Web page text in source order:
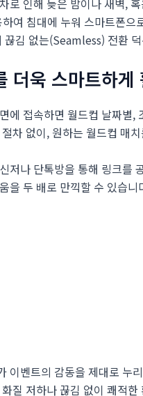
여 침대에 누워 스마트폰으
끊김 없는(Seamless) 전환
더욱 스마트하게
에 접속하면 월드컵 날짜별
차 없이, 원하는 월드컵 매
저나 단톡방을 통해 링크를
을 두 배로 만끽할 수 있습니
이벤트의 감동을 제대로 누
질 저하나 끊김 없이 쾌적